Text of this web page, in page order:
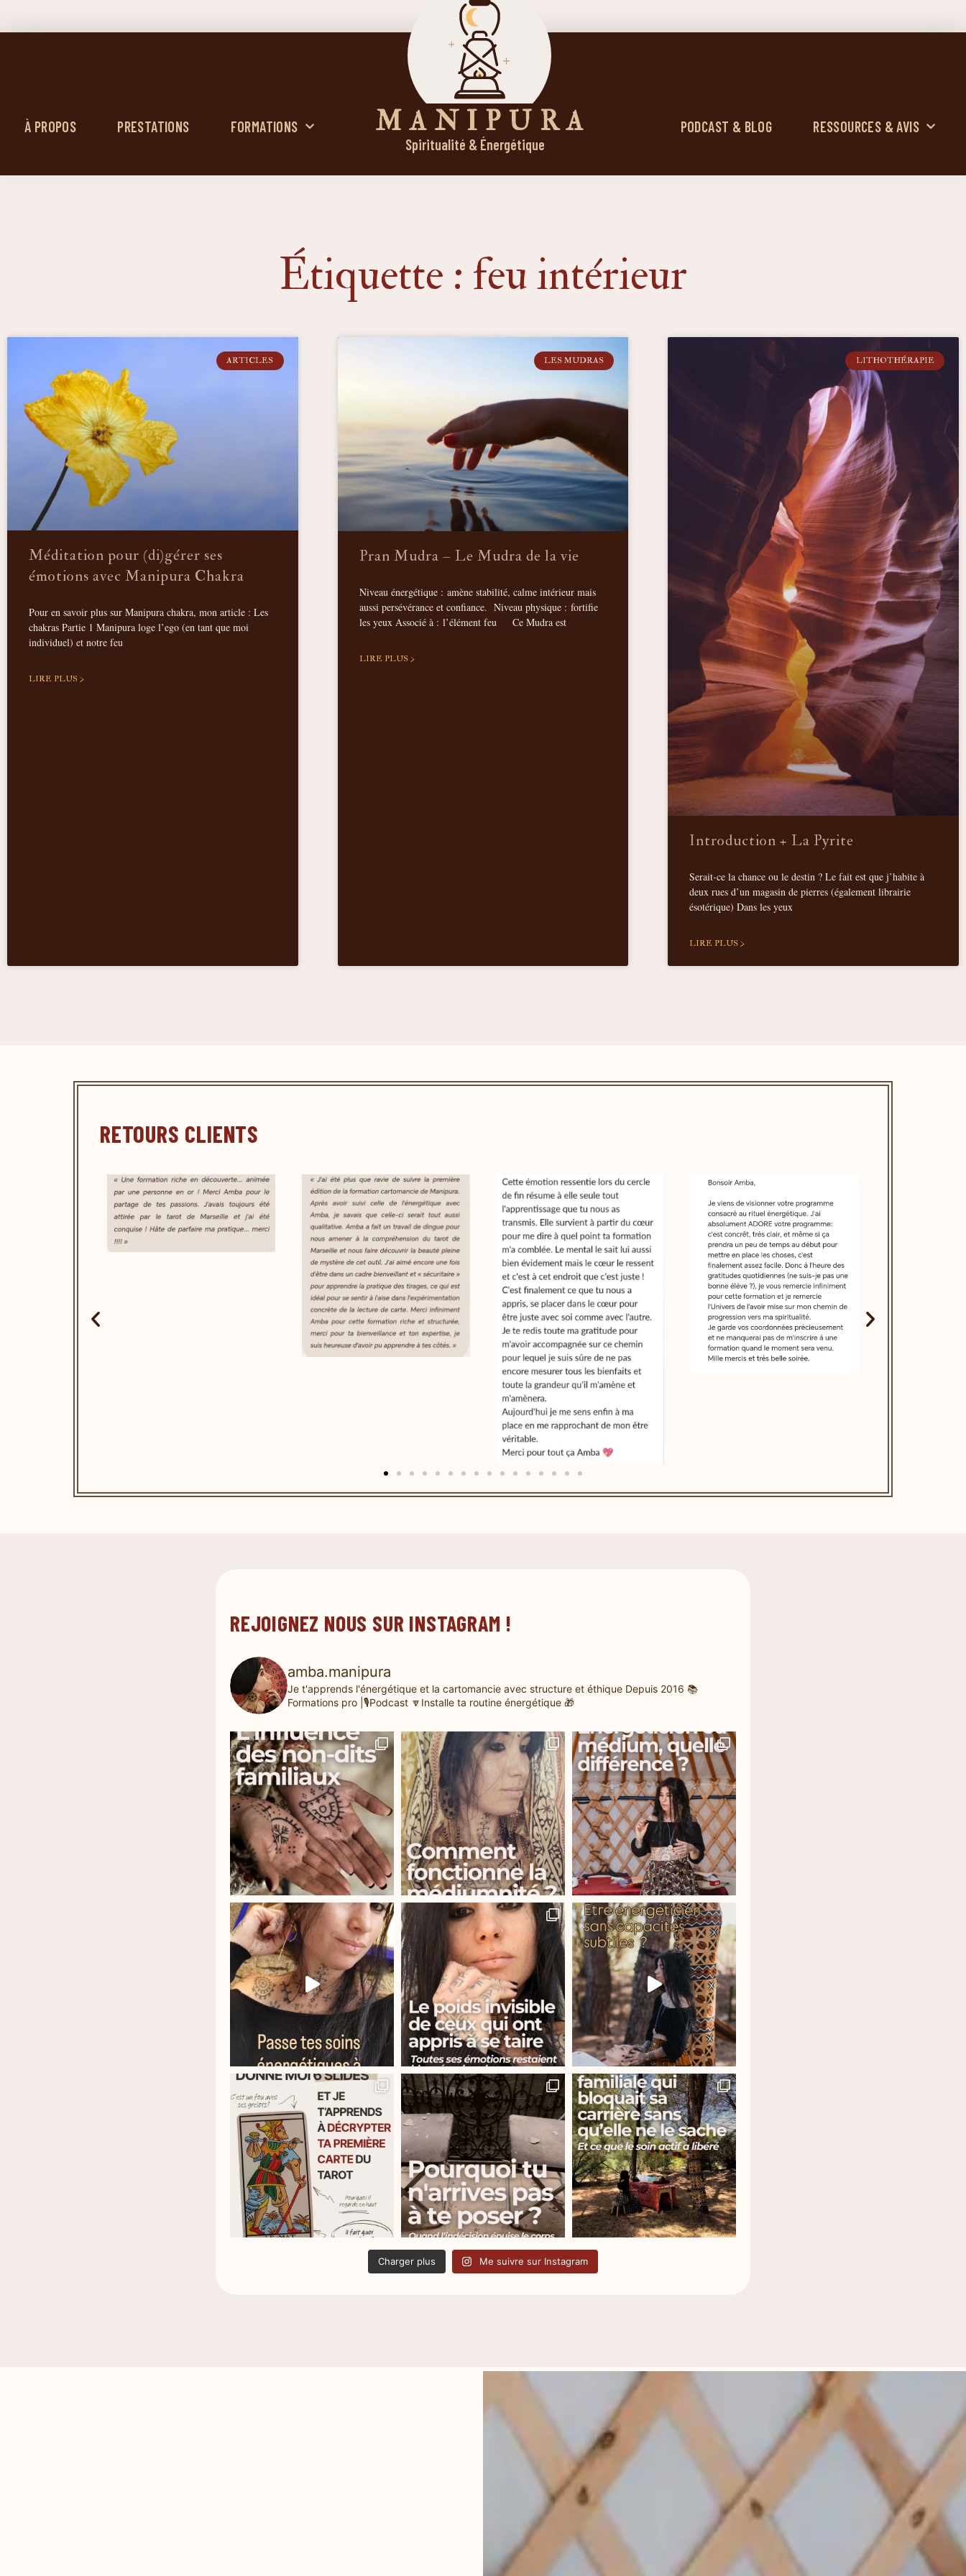
À PROPOS PRESTATIONS FORMATIONS M A N I P U R A PODCAST & BLOG
RESSOURCES & AVIS
Spiritualité & Énergétique
Étiquette : feu intérieur
ARTICLES
Méditation pour (di)gérer ses
émotions avec Manipura Chakra
Pour en savoir plus sur Manipura chakra, mon article : Les
chakras Partie 1 Manipura loge l’ego (en tant que moi
individuel) et notre feu
LIRE PLUS >
LES MUDRAS
Pran Mudra – Le Mudra de la vie
Niveau énergétique : amène stabilité, calme intérieur mais
aussi persévérance et confiance. Niveau physique : fortifie
les yeux Associé à : l’élément feu Ce Mudra est
LIRE PLUS >
LITHOTHÉRAPIE
Introduction + La Pyrite
Serait-ce la chance ou le destin ? Le fait est que j’habite à
deux rues d’un magasin de pierres (également librairie
ésotérique) Dans les yeux
LIRE PLUS >
RETOURS CLIENTS
REJOIGNEZ NOUS SUR INSTAGRAM !
amba.manipura
Je t'apprends l'énergétique et la cartomancie avec structure et éthique Depuis 2016 📚
Formations pro |🎙️Podcast 🔽Installe ta routine énergétique 🎁
Charger plus Me suivre sur Instagram